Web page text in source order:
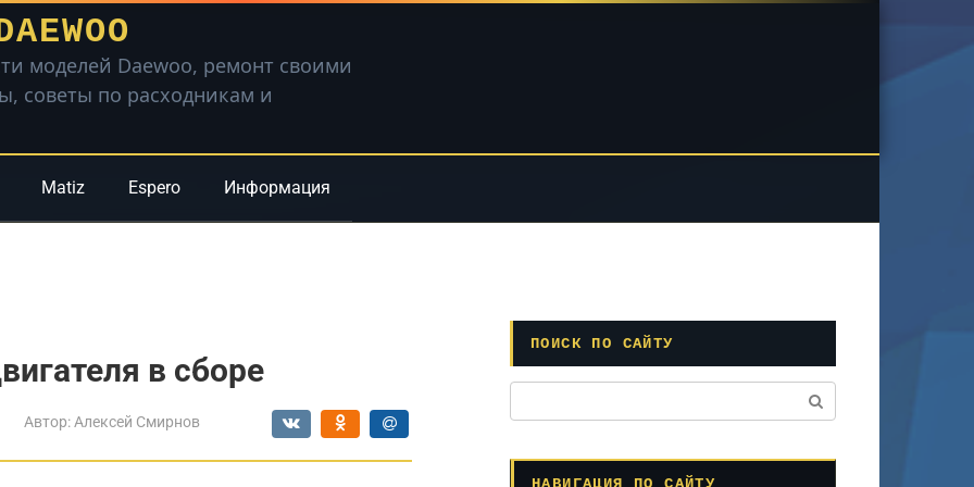
моделей Daewoo, ремонт своими
советы по расходникам и
Matiz Espero Информация
в сборе
Автор: Алексей Смирнов
ПОИСК ПО САЙТУ